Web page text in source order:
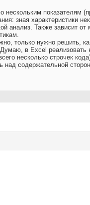
показателям
зная характеристики
анализ. Также зависит от
только нужно решить,
в Excel
несколько строчек
содержательной